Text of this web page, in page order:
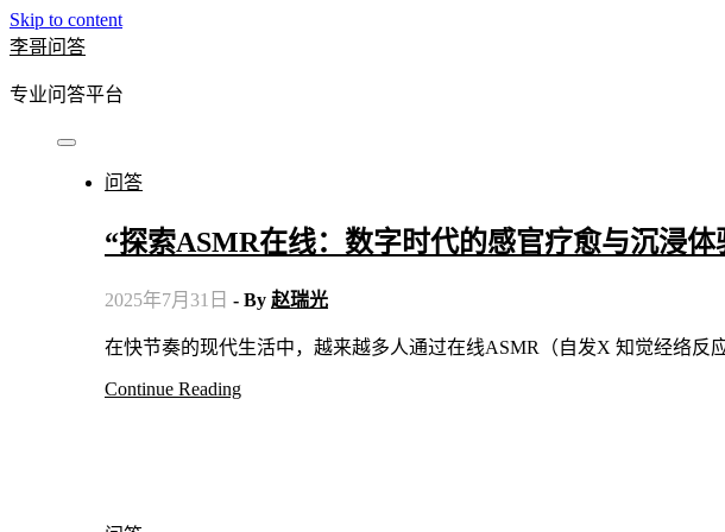
Skip to content
李哥问答
专业问答平台
问答
“探索ASMR在线：数字时代的感官疗愈与沉浸体
2025年7月31日 - By 赵瑞光
在快节奏的现代生活中，越来越多人通过在线ASMR（自发X 知觉经络
Continue Reading